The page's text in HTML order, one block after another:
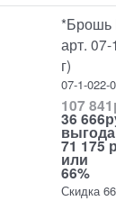
*Брошь
арт.
г)
07-1-022-
107 841
36 666
выгода
71 175
или
66%
Скидка